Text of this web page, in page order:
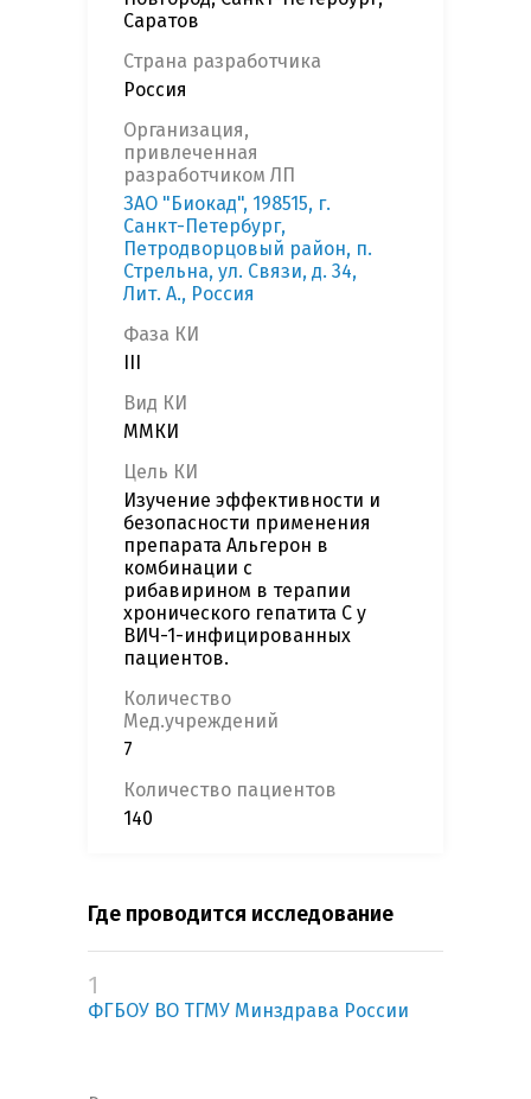
Саратов
Страна разработчика
Россия
Организация,
привлеченная
разработчиком ЛП
ЗАО "Биокад", 198515, г.
Санкт-Петербург,
Петродворцовый район, п.
Стрельна, ул. Связи, д. 34,
Лит. А., Россия
Фаза КИ
Вид КИ
ММКИ
Цель КИ
Изучение эффективности и
безопасности применения
препарата Альгерон в
комбинации с
рибавирином в терапии
хронического гепатита С у
ВИЧ-1-инфицированных
пациентов.
Количество
Мед.учреждений
7
Количество пациентов
140
Где проводится исследование
1
ФГБОУ ВО ТГМУ Минздрава России